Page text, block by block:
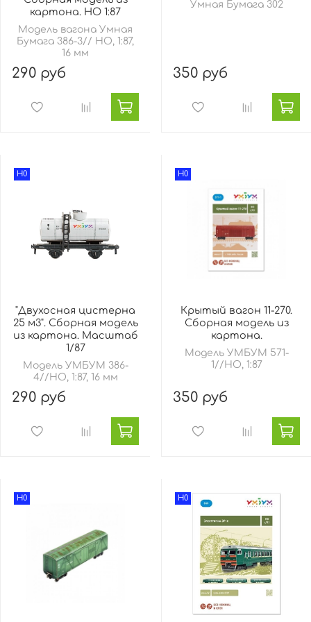
картона. HO 1:87
Модель вагона Умная
Бумага 386-3// HO, 1:87,
16 мм
290 руб
Умная Бумага 302
350 руб
H0
"Двухосная цистерна
25 м3". Сборная модель
из картона. Масштаб
1/87
Модель УМБУМ 386-
4//HO, 1:87, 16 мм
290 руб
H0
Крытый вагон 11-270.
Сборная модель из
картона.
Модель УМБУМ 571-
1//HO, 1:87
350 руб
H0 H0